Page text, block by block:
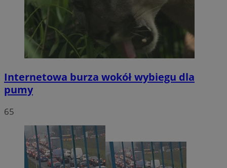
Internetowa burza wokół wybiegu dla
pumy
65